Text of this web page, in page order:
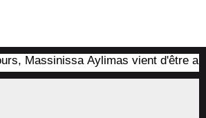
Massinissa Aylimas vient d'être